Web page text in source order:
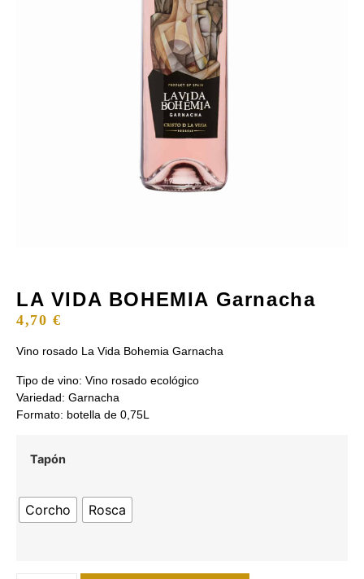
LA VIDA BOHEMIA Garnacha
4,70 €
Vino rosado La Vida Bohemia Garnacha
Tipo de vino: Vino rosado ecológico
Variedad: Garnacha
Formato: botella de 0,75L
Tapón
Corcho Rosca